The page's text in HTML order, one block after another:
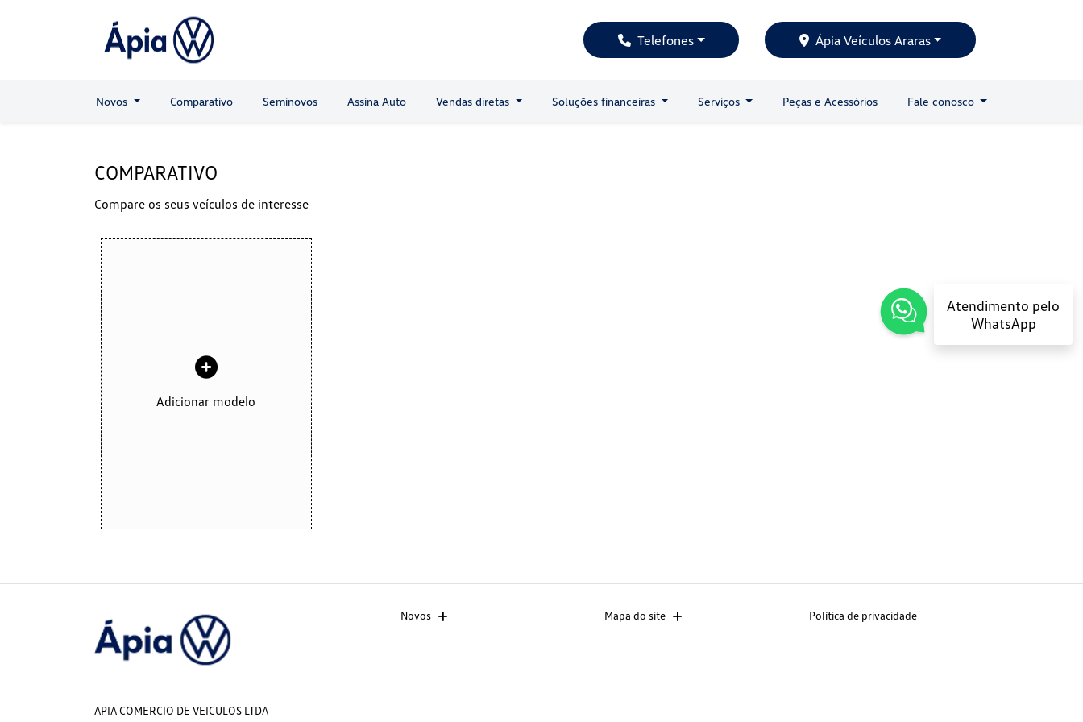
Telefones Ápia Veículos Araras
Novos Comparativo Seminovos Assina Auto Vendas diretas Soluções financeiras Serviços Peças e Acessórios Fale conosco
COMPARATIVO
Compare os seus veículos de interesse
Adicionar modelo
Novos Mapa do site Política de privacidade
APIA COMERCIO DE VEICULOS LTDA
Atendimento pelo
WhatsApp